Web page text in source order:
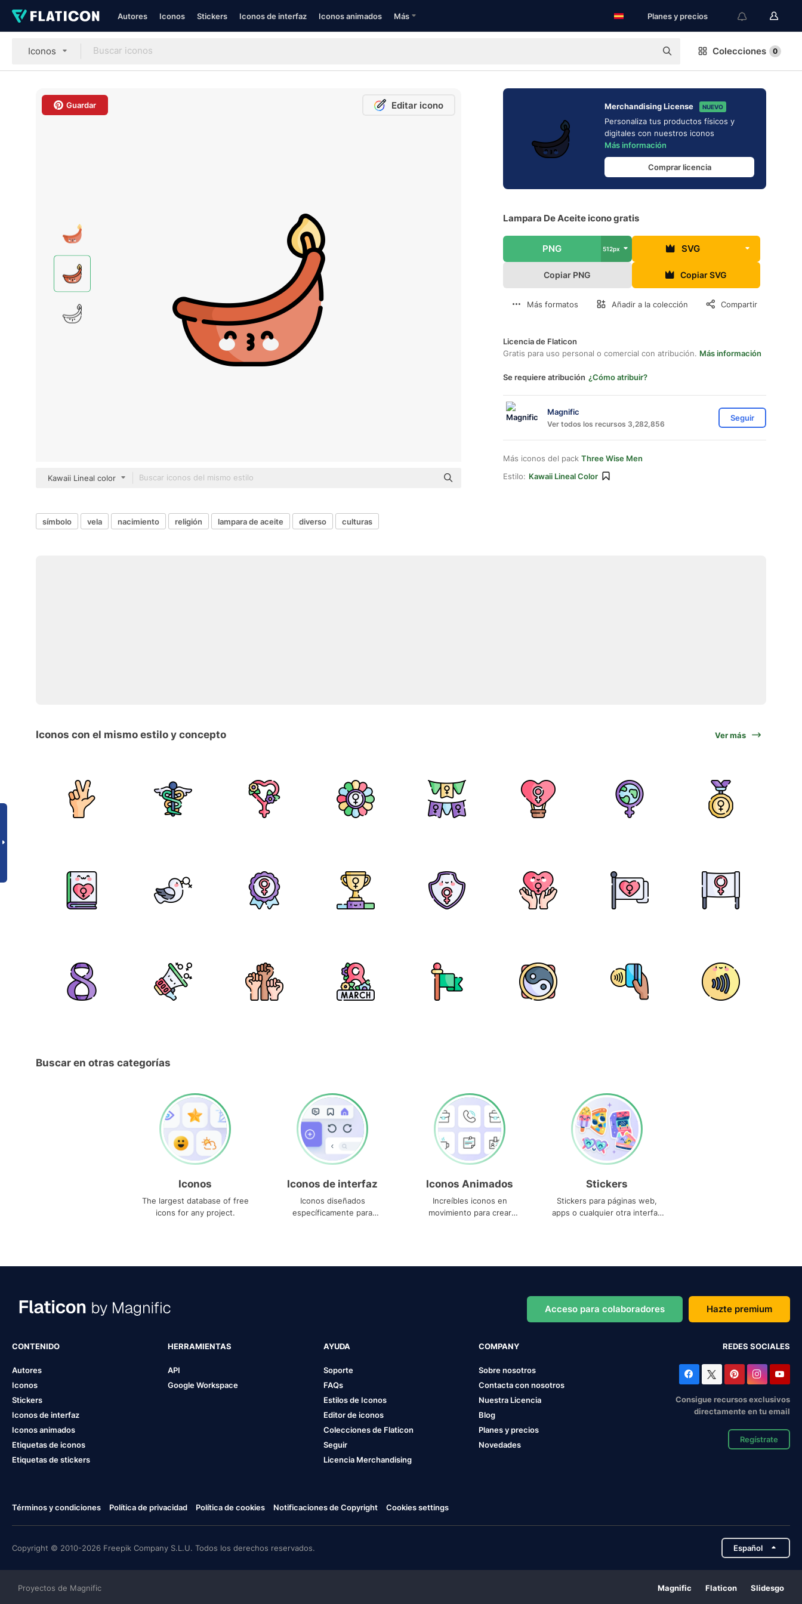
Autores Iconos Stickers Iconos de interfaz Iconos animados Más Planes y precios
Iconos Colecciones 0
Guardar Editar icono
Kawaii Lineal color
Merchandising License NUEVO
Personaliza tus productos físicos y
digitales con nuestros iconos
Más información
Comprar licencia
Lampara De Aceite icono gratis
PNG 512px SVG
Copiar PNG Copiar SVG
Más formatos Añadir a la colección Compartir
Licencia de Flaticon
Gratis para uso personal o comercial con atribución. Más información
Se requiere atribución ¿Cómo atribuir?
Magnific
Ver todos los recursos 3,282,856
Seguir
Más iconos del pack Three Wise Men
Estilo: Kawaii Lineal Color
símbolo vela nacimiento religión lampara de aceite diverso culturas
Iconos con el mismo estilo y concepto Ver más
Buscar en otras categorías
Iconos
The largest database of free
icons for any project.
Iconos de interfaz
Iconos diseñados
específicamente para
Iconos Animados
Increíbles iconos en
movimiento para crear
Stickers
Stickers para páginas web,
apps o cualquier otra interfaz
Acceso para colaboradores Hazte premium
CONTENIDO
Autores
Iconos
Stickers
Iconos de interfaz
Iconos animados
Etiquetas de iconos
Etiquetas de stickers
HERRAMIENTAS
API
Google Workspace
AYUDA
Soporte
FAQs
Estilos de Iconos
Editor de iconos
Colecciones de Flaticon
Seguir
Licencia Merchandising
COMPANY
Sobre nosotros
Contacta con nosotros
Nuestra Licencia
Blog
Planes y precios
Novedades
REDES SOCIALES
Consigue recursos exclusivos
directamente en tu email
Regístrate
Términos y condiciones Política de privacidad Política de cookies Notificaciones de Copyright Cookies settings
Copyright © 2010-2026 Freepik Company S.L.U. Todos los derechos reservados. Español
Proyectos de Magnific Magnific Flaticon Slidesgo